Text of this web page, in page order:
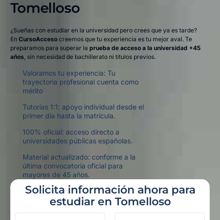
Tomelloso​
¿Sueñas con estudiar en la universidad pero crees que ya es tarde?
En CursoAccesocreemos que tu experiencia es tu mejor aval. Te
preparamos para superar la prueba de acceso a la universidad +45
años, sin necesidad de bachillerato ni títulos previos.
Valoramos tu experiencia: Tu
trayectoria profesional cuenta como
mérito
Tutorías 1:1: apoyo individual desde el
primer día hasta la matrícula.
100% oficial: acceso directo a
universidades públicas españolas.
Material actualizado: conforme a la
última convocatoria oficial para
mayores de 45 años.
Solicita información ahora para
estudiar en Tomelloso